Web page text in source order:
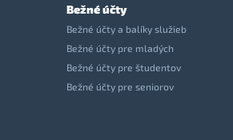
Bežné účty
Bežné účty a balíky služieb
Bežné účty pre mladých
Bežné účty pre študentov
Bežné účty pre seniorov